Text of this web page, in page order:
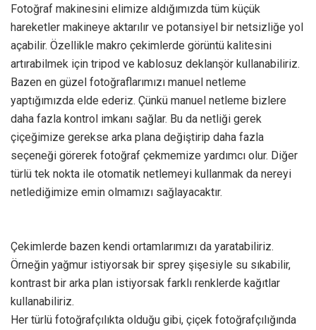
Fotoğraf makinesini elimize aldığımızda tüm küçük
hareketler makineye aktarılır ve potansiyel bir netsizliğe yol
açabilir. Özellikle makro çekimlerde görüntü kalitesini
artırabilmek için tripod ve kablosuz deklanşör kullanabiliriz.
Bazen en güzel fotoğraflarımızı manuel netleme
yaptığımızda elde ederiz. Çünkü manuel netleme bizlere
daha fazla kontrol imkanı sağlar. Bu da netliği gerek
çiçeğimize gerekse arka plana değiştirip daha fazla
seçeneği görerek fotoğraf çekmemize yardımcı olur. Diğer
türlü tek nokta ile otomatik netlemeyi kullanmak da nereyi
netlediğimize emin olmamızı sağlayacaktır.
Çekimlerde bazen kendi ortamlarımızı da yaratabiliriz.
Örneğin yağmur istiyorsak bir sprey şişesiyle su sıkabilir,
kontrast bir arka plan istiyorsak farklı renklerde kağıtlar
kullanabiliriz.
Her türlü fotoğrafçılıkta olduğu gibi, çiçek fotoğrafçılığında